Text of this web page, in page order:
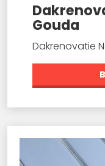
Gouda
Dakrenovatie